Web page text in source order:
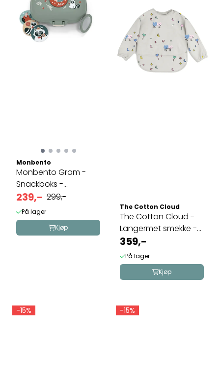
Monbento
Monbento Gram -
Snackboks -
Vaskebjørn
239,- 299,-
På lager
Kjøp
The Cotton Cloud
The Cotton Cloud -
Langermet smekke -
Dancing ...
359,-
På lager
Kjøp
-15% -15%